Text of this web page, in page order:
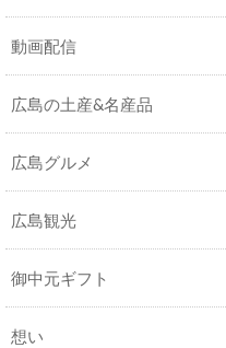
動画配信
広島の土産&名産品
広島グルメ
広島観光
御中元ギフト
想い